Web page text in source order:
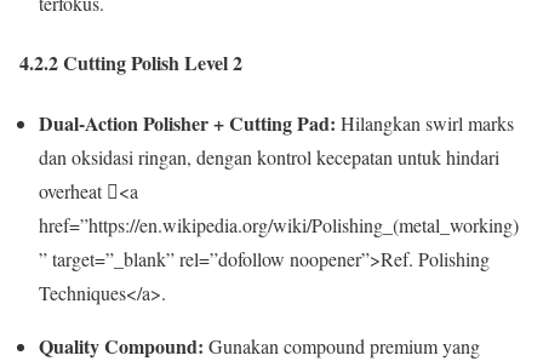
4.2.2 Cutting Polish Level 2
Dual-Action Polisher + Cutting Pad: Hilangkan swirl marks
dan oksidasi ringan, dengan kontrol kecepatan untuk hindari
overheat <a
href=”https://en.wikipedia.org/wiki/Polishing_(metal_working)
” target=”_blank” rel=”dofollow noopener”>Ref. Polishing
Techniques</a>.
Quality Compound: Gunakan compound premium yang